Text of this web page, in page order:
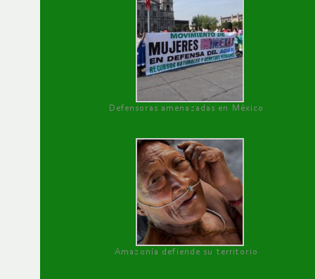
Defensoras amenazadas en México
Amazonía defiende su territorio